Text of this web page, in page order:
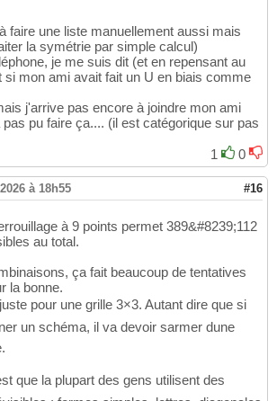
faire une liste manuellement aussi mais
la symétrie par simple calcul)
je me suis dit (et en repensant au
si mon ami avait fait un U en biais comme
j'arrive pas encore à joindre mon ami
pu faire ça.... (il est catégorique sur pas
1
0
à 18h55 #16
à 9 points permet 389&#8239;112
au total.
ça fait beaucoup de tentatives
la bonne.
pour une grille 3×3. Autant dire que si
un schéma, il va devoir sarmer dune
que la plupart des gens utilisent des